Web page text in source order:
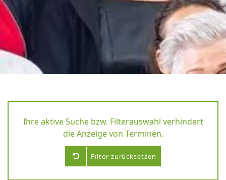
Ihre aktive Suche bzw. Filterauswahl verhindert
die Anzeige von Terminen.
Filter zurücksetzen